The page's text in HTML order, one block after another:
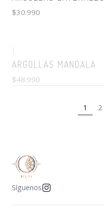
$48.990
1 2
Síguenos